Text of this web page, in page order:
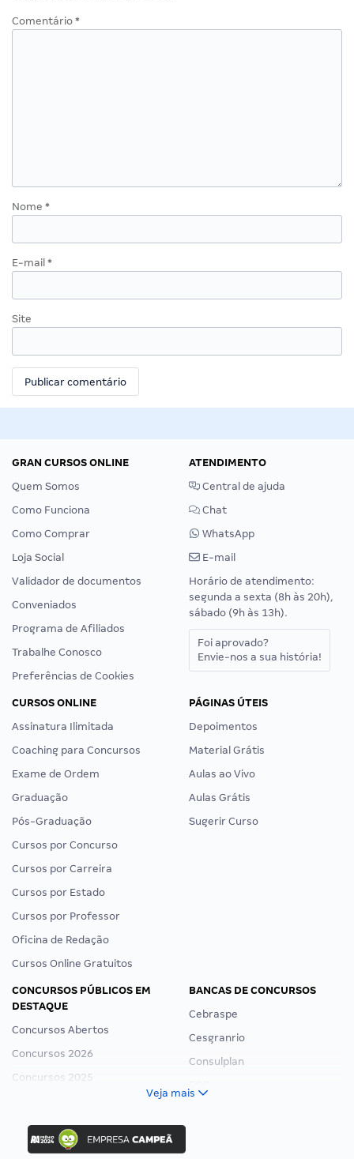
Comentário *
Nome *
E-mail *
Site
GRAN CURSOS ONLINE
Quem Somos
Como Funciona
Como Comprar
Loja Social
Validador de documentos
Conveniados
Programa de Afiliados
Trabalhe Conosco
Preferências de Cookies
ATENDIMENTO
Central de ajuda
Chat
WhatsApp
E-mail
Horário de atendimento:
segunda a sexta (8h às 20h),
sábado (9h às 13h).
Foi aprovado?
Envie-nos a sua história!
CURSOS ONLINE
Assinatura Ilimitada
Coaching para Concursos
Exame de Ordem
Graduação
Pós-Graduação
Cursos por Concurso
Cursos por Carreira
Cursos por Estado
Cursos por Professor
Oficina de Redação
Cursos Online Gratuitos
PÁGINAS ÚTEIS
Depoimentos
Material Grátis
Aulas ao Vivo
Aulas Grátis
Sugerir Curso
CONCURSOS PÚBLICOS EM
DESTAQUE
Concursos Abertos
Concursos 2026
Concursos 2025
Concurso Ibama
Concurso MPU
BANCAS DE CONCURSOS
Cebraspe
Cesgranrio
Consulplan
Veja mais